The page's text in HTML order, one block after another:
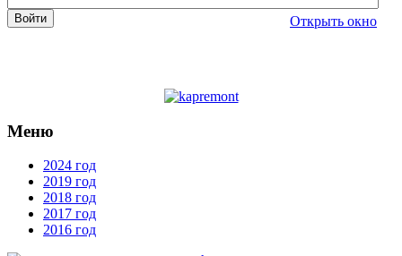
Открыть окно
Меню
2024 год
2019 год
2018 год
2017 год
2016 год